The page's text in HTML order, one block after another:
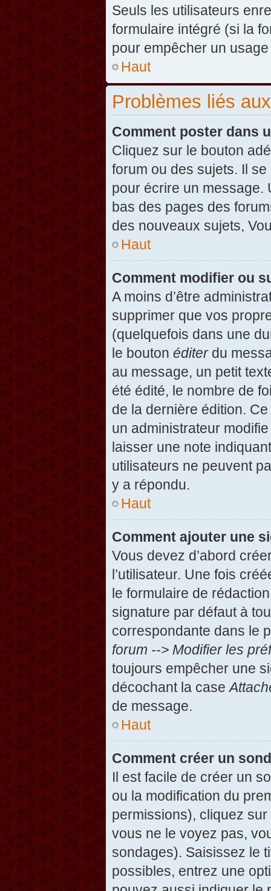
Seuls les utilisateurs
formulaire intégré (si la
pour empêcher un
Haut
Problèmes liés
Comment poster dans
Cliquez sur le bouton
forum ou des sujets. Il
pour écrire un message.
bas des pages des
des nouveaux sujets,
Haut
Comment modifier ou
A moins d’être
supprimer que vos
(quelquefois dans une
le bouton éditerdu
au message, un petit
été édité, le nombre de
de la dernière édition.
un administrateur
laisser une note
utilisateurs ne peuvent
y a répondu.
Haut
Comment ajouter une
Vous devez d’abord
l’utilisateur. Une fois
le formulaire de
signature par défaut à
correspondante dans le
forum --> Modifier les
toujours empêcher une
décochant la case
de message.
Haut
Comment créer un
Il est facile de créer un
ou la modification du
permissions), cliquez sur
vous ne le voyez pas,
sondages). Saisissez le
possibles, entrez une